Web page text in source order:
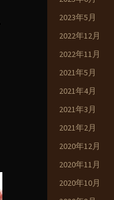
2023年5月
2022年12月
2022年11月
2021年5月
2021年4月
2021年3月
2021年2月
2020年12月
2020年11月
2020年10月